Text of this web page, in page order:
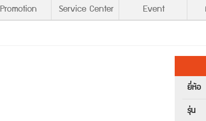
Promotion Service Center Event
ยี่ห้อ
รุ่น